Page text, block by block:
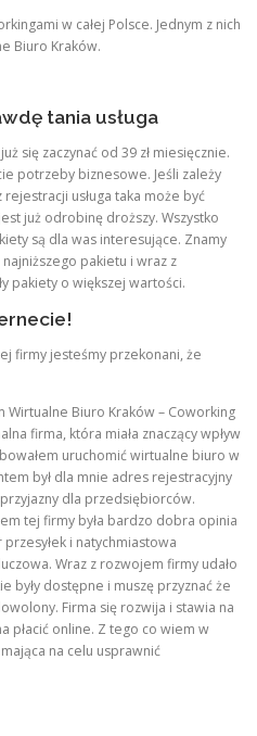
w całej Polsce. Jednym z nich
Biuro Kraków.
tania usługa
się zaczynać od 39 zł miesięcznie.
potrzeby biznesowe. Jeśli zależy
usługa taka może być
już odrobinę droższy. Wszystko
są dla was interesujące. Znamy
pakietu i wraz z
pakiety o większej wartości.
firmy jesteśmy przekonani, że
Biuro Kraków – Coworking
firma, która miała znaczący wpływ
uruchomić wirtualne biuro w
był dla mnie adres rejestracyjny
dla przedsiębiorców.
tej firmy była bardzo dobra opinia
i natychmiastowa
Wraz z rozwojem firmy udało
były dostępne i muszę przyznać że
Firma się rozwija i stawia na
płacić online. Z tego co wiem w
na celu usprawnić